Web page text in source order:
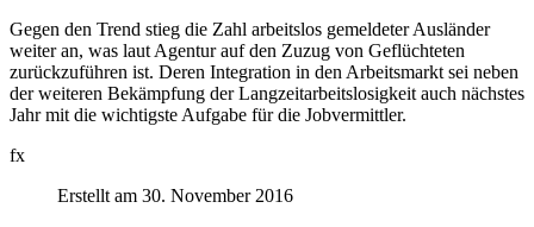
Gegen den Trend stieg die Zahl arbeitslos gemeldeter Ausländer
weiter an, was laut Agentur auf den Zuzug von Geflüchteten
zurückzuführen ist. Deren Integration in den Arbeitsmarkt sei neben
der weiteren Bekämpfung der Langzeitarbeitslosigkeit auch nächstes
Jahr mit die wichtigste Aufgabe für die Jobvermittler.
fx
Erstellt am 30. November 2016